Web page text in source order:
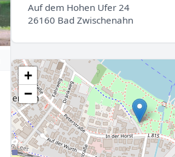
Auf dem Hohen Ufer 24
26160 Bad Zwischenahn
+
−